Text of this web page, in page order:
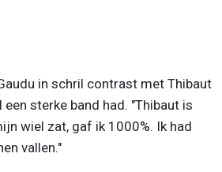
in schril contrast met Thibaut
sterke band had. "Thibaut is
wiel zat, gaf ik 1000%. Ik had
vallen."